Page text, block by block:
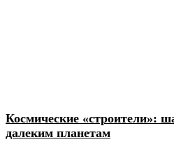
Космические «строители»:
далеким планетам